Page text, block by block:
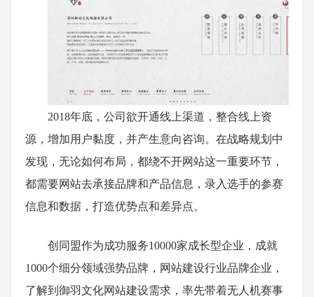
2018年底，公司欲开通线上渠道，整合线上资
源，增加用户黏度，并产生意向咨询。在战略规划中
发现，无论如何布局，都绕不开网站这一重要环节，
都需要网站去承接品牌和产品信息，录入选手的参赛
信息和数据，打造优势点和差异点。
创同盟作为成功服务10000家成长型企业，成就
1000个细分领域强势品牌，网站建设行业品牌企业，
了解到御羽文化网站建设需求，率先带着无人机赛事